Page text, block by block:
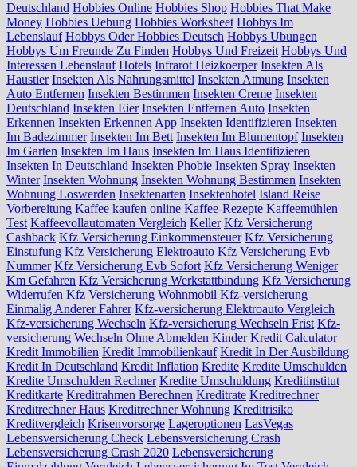
Deutschland Hobbies Online Hobbies Shop Hobbies That Make
Money Hobbies Uebung Hobbies Worksheet Hobbys Im
Lebenslauf Hobbys Oder Hobbies Deutsch Hobbys Ubungen
Hobbys Um Freunde Zu Finden Hobbys Und Freizeit Hobbys Und
Interessen Lebenslauf Hotels Infrarot Heizkoerper Insekten Als
Haustier Insekten Als Nahrungsmittel Insekten Atmung Insekten
Auto Entfernen Insekten Bestimmen Insekten Creme Insekten
Deutschland Insekten Eier Insekten Entfernen Auto Insekten
Erkennen Insekten Erkennen App Insekten Identifizieren Insekten
Im Badezimmer Insekten Im Bett Insekten Im Blumentopf Insekten
Im Garten Insekten Im Haus Insekten Im Haus Identifizieren
Insekten In Deutschland Insekten Phobie Insekten Spray Insekten
Winter Insekten Wohnung Insekten Wohnung Bestimmen Insekten
Wohnung Loswerden Insektenarten Insektenhotel Island Reise
Vorbereitung Kaffee kaufen online Kaffee-Rezepte Kaffeemühlen
Test Kaffeevollautomaten Vergleich Keller Kfz Versicherung
Cashback Kfz Versicherung Einkommensteuer Kfz Versicherung
Einstufung Kfz Versicherung Elektroauto Kfz Versicherung Evb
Nummer Kfz Versicherung Evb Sofort Kfz Versicherung Weniger
Km Gefahren Kfz Versicherung Werkstattbindung Kfz Versicherung
Widerrufen Kfz Versicherung Wohnmobil Kfz-versicherung
Einmalig Anderer Fahrer Kfz-versicherung Elektroauto Vergleich
Kfz-versicherung Wechseln Kfz-versicherung Wechseln Frist Kfz-
versicherung Wechseln Ohne Abmelden Kinder Kredit Calculator
Kredit Immobilien Kredit Immobilienkauf Kredit In Der Ausbildung
Kredit In Deutschland Kredit Inflation Kredite Kredite Umschulden
Kredite Umschulden Rechner Kredite Umschuldung Kreditinstitut
Kreditkarte Kreditrahmen Berechnen Kreditrate Kreditrechner
Kreditrechner Haus Kreditrechner Wohnung Kreditrisiko
Kreditvergleich Krisenvorsorge Lageroptionen LasVegas
Lebensversicherung Check Lebensversicherung Crash
Lebensversicherung Crash 2020 Lebensversicherung